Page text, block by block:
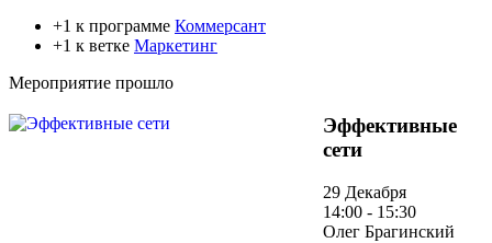
+1 к программе Коммерсант
+1 к ветке Маркетинг
Мероприятие прошло
Эффективные
сети
29 Декабря
14:00 - 15:30
Олег Брагинский